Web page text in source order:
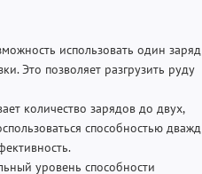
использовать один заряд
Это позволяет разгрузить руду
количество зарядов до двух,
способностью
уровень способности